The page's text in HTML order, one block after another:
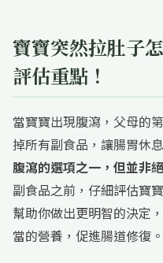
寶寶突然拉肚子
評估重點！
當寶寶出現腹瀉，父母的
掉所有副食品，讓腸胃休息
腹瀉的選項之一，但並非
副食品之前，仔細評估寶
幫助你做出更明智的決定
當的營養，促進腸道修復。